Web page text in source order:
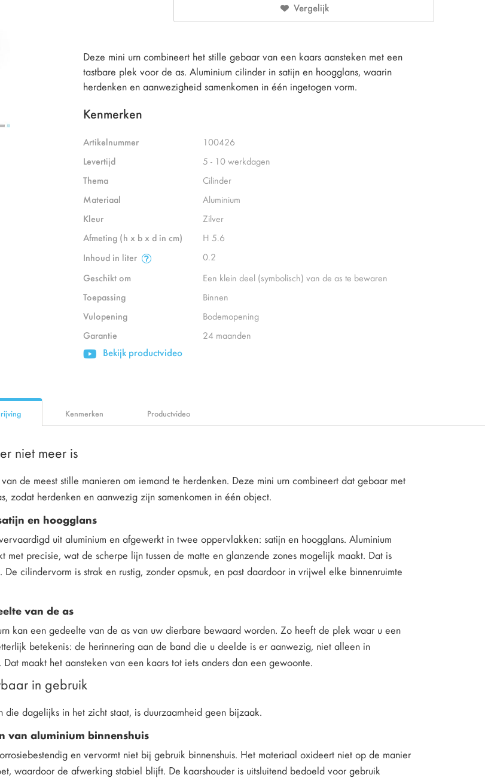
Vergelijk
Deze mini urn combineert het stille gebaar van een kaars aansteken met een
tastbare plek voor de as. Aluminium cilinder in satijn en hoogglans, waarin
herdenken en aanwezigheid samenkomen in één ingetogen vorm.
Kenmerken
Artikelnummer
100426
Levertijd
5 - 10 werkdagen
Thema
Cilinder
Materiaal
Aluminium
Kleur
Zilver
Afmeting (h x b x d in cm)
H 5.6
Inhoud in liter
0.2
Geschikt om
Een klein deel (symbolisch) van de as te bewaren
Toepassing
Binnen
Vulopening
Bodemopening
Garantie
24 maanden
Bekijk productvideo
niet meer is
de meest stille manieren om iemand te herdenken. Deze mini urn combineert dat gebaar met
zodat herdenken en aanwezig zijn samenkomen in één object.
en hoogglans
uit aluminium en afgewerkt in twee oppervlakken: satijn en hoogglans. Aluminium
met precisie, wat de scherpe lijn tussen de matte en glanzende zones mogelijk maakt. Dat is
cilindervorm is strak en rustig, zonder opsmuk, en past daardoor in vrijwel elke binnenruimte
van de as
kan een gedeelte van de as van uw dierbare bewaard worden. Zo heeft de plek waar u een
betekenis: de herinnering aan de band die u deelde is er aanwezig, niet alleen in
maakt het aansteken van een kaars tot iets anders dan een gewoonte.
in gebruik
die dagelijks in het zicht staat, is duurzaamheid geen bijzaak.
van aluminium binnenshuis
en vervormt niet bij gebruik binnenshuis. Het materiaal oxideert niet op de manier
waardoor de afwerking stabiel blijft. De kaarshouder is uitsluitend bedoeld voor gebruik
Kenmerken Productvideo